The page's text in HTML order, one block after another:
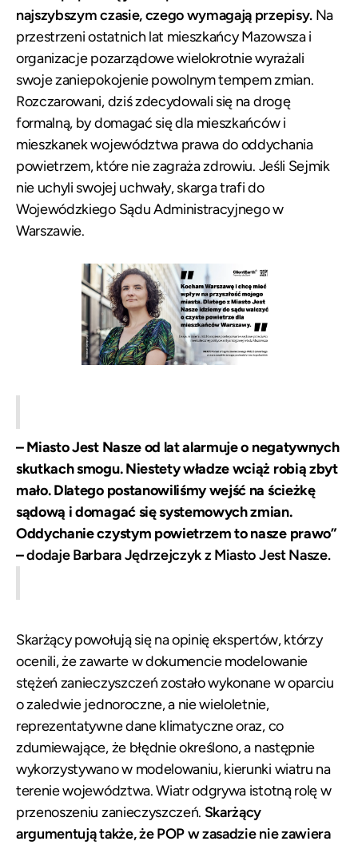
najszybszym czasie, czego wymagają przepisy.Na
przestrzeni ostatnich lat mieszkańcy Mazowsza i
organizacje pozarządowe wielokrotnie wyrażali
swoje zaniepokojenie powolnym tempem zmian.
Rozczarowani, dziś zdecydowali się na drogę
formalną, by domagać się dla mieszkańców i
mieszkanek województwa prawa do oddychania
powietrzem, które nie zagraża zdrowiu. Jeśli Sejmik
nie uchyli swojej uchwały, skarga trafi do
Wojewódzkiego Sądu Administracyjnego w
Warszawie.
– Miasto Jest Nasze od lat alarmuje o negatywnych
skutkach smogu. Niestety władze wciąż robią zbyt
mało. Dlatego postanowiliśmy wejść na ścieżkę
sądową i domagać się systemowych zmian.
Oddychanie czystym powietrzem to nasze prawo”
–dodaje Barbara Jędrzejczyk z Miasto Jest Nasze.
Skarżący powołują się na opinię ekspertów, którzy
ocenili, że zawarte w dokumencie modelowanie
stężeń zanieczyszczeń zostało wykonane w oparciu
o zaledwie jednoroczne, a nie wieloletnie,
reprezentatywne dane klimatyczne oraz, co
zdumiewające, że błędnie określono, a następnie
wykorzystywano w modelowaniu, kierunki wiatru na
terenie województwa. Wiatr odgrywa istotną rolę w
przenoszeniu zanieczyszczeń. Skarżący
argumentują także, że POP w zasadzie nie zawiera